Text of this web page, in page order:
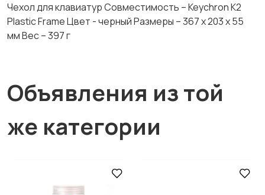
Чехол для клавиатур Совместимость – Keychron K2
Plastic Frame Цвет - черный Размеры – 367 x 203 x 55
мм Вес – 397 г
Объявления из той
же категории